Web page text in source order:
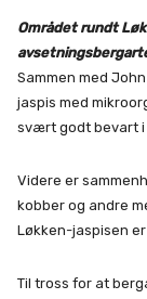
Området rundt
Sammen med
jaspis med
svært godt bevart i
Videre er
kobber og andre
Løkken-jaspisen
Til tross for at